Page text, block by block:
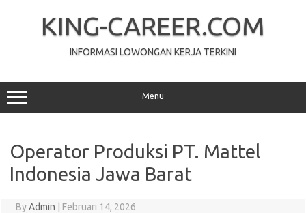
KING-CAREER.COM
INFORMASI LOWONGAN KERJA TERKINI
Menu
Operator Produksi PT. Mattel
Indonesia Jawa Barat
ByAdmin Februari 14, 2026